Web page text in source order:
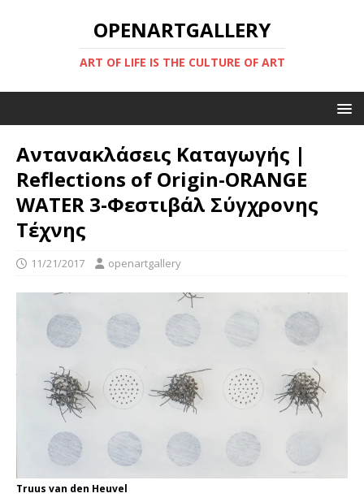
OPENARTGALLERY
ART OF LIFE IS THE CULTURE OF ART
Αντανακλάσεις Καταγωγής |
Reflections of Origin-ORANGE
WATER 3-Φεστιβάλ Σύγχρονης
Τέχνης
11/21/2017 openartgallery
Truus van den Heuvel